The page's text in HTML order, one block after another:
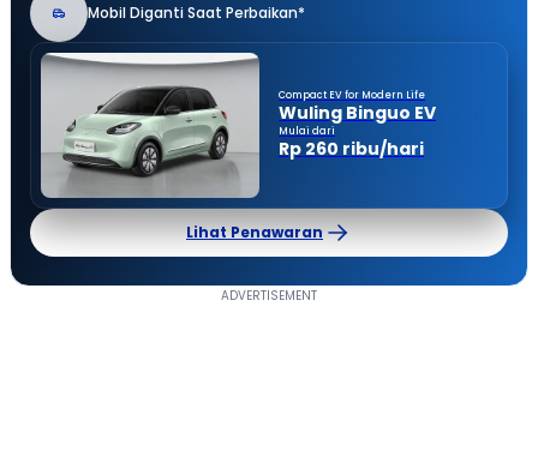
Mobil Diganti Saat Perbaikan*
Compact EV for Modern Life
Wuling Binguo EV
Mulai dari
Rp 260 ribu/hari
Lihat Penawaran